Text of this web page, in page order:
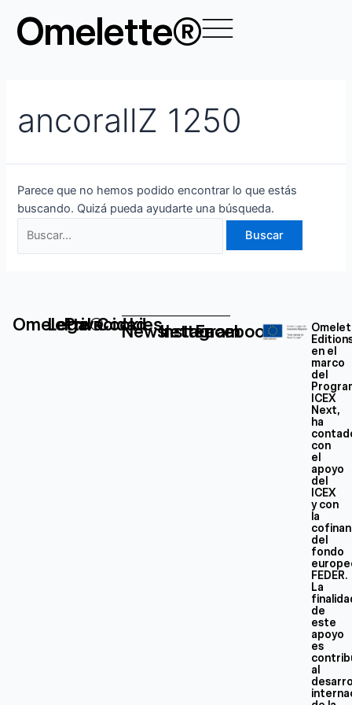
contenido
Omelette®
ancorallZ 1250
Parece que no hemos podido encontrar lo que estás
buscando. Quizá pueda ayudarte una búsqueda.
por:
Omelette®
Legal
Privacidad
Cookies
Newsletter
Instagram
Facebook
en el
marco
del
ICEX
Next,
ha
con
el
apoyo
del
ICEX
y con
la
del
fondo
FEDER.
La
de
este
apoyo
es
al